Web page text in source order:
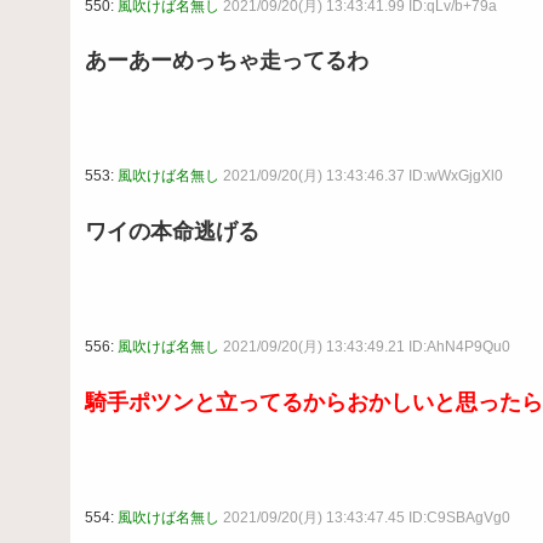
550: 風吹けば名無し 2021/09/20(月) 13:43:41.99 ID:qLv/b+79a
あーあーめっちゃ走ってるわ
553: 風吹けば名無し 2021/09/20(月) 13:43:46.37 ID:wWxGjgXl0
ワイの本命逃げる
556: 風吹けば名無し 2021/09/20(月) 13:43:49.21 ID:AhN4P9Qu0
騎手ポツンと立ってるからおかしいと思った
554: 風吹けば名無し 2021/09/20(月) 13:43:47.45 ID:C9SBAgVg0